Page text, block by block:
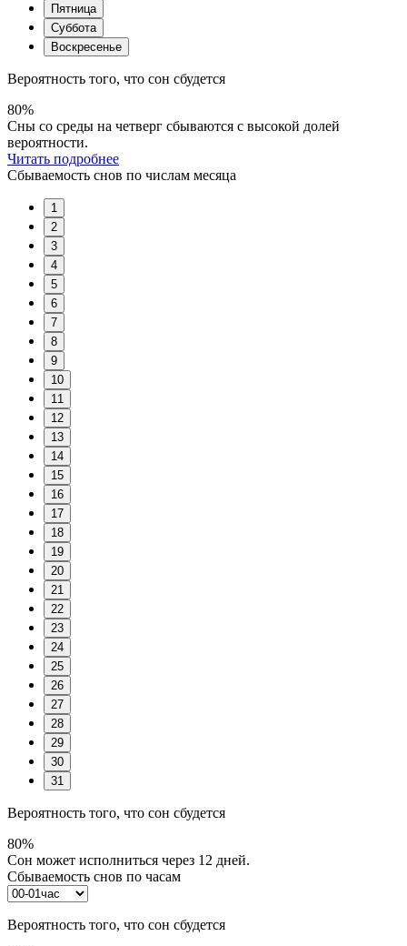
Пятница
Суббота
Воскресенье
Вероятность того, что сон сбудется
80%
Сны со среды на четверг сбываются с высокой долей
вероятности.
Читать подробнее
Сбываемость снов по числам месяца
1
2
3
4
5
6
7
8
9
10
11
12
13
14
15
16
17
18
19
20
21
22
23
24
25
26
27
28
29
30
31
Вероятность того, что сон сбудется
80%
Сон может исполниться через 12 дней.
Сбываемость снов по часам
Вероятность того, что сон сбудется